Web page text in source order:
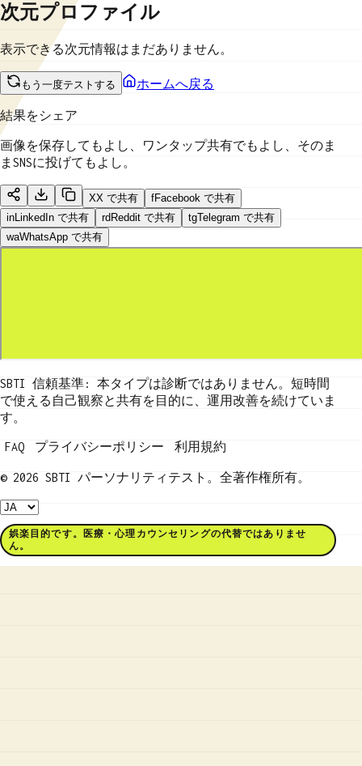
次元プロファイル
表示できる次元情報はまだありません。
もう一度テストする ホームへ戻る
結果をシェア
画像を保存してもよし、ワンタップ共有でもよし、そのま
まSNSに投げてもよし。
XX で共有 fFacebook で共有
inLinkedIn で共有 rdReddit で共有 tgTelegram で共有
waWhatsApp で共有
SBTI 信頼基準: 本タイプは診断ではありません。短時間
で使える自己観察と共有を目的に、運用改善を続けていま
す。
FAQ プライバシーポリシー 利用規約
© 2026 SBTI パーソナリティテスト。全著作権所有。
娯楽目的です。医療・心理カウンセリングの代替ではありませ
ん。